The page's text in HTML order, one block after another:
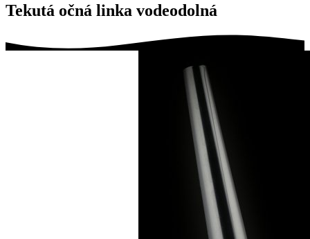
Tekutá očná linka vodeodolná